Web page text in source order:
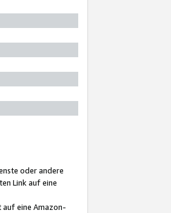
oder andere
Link auf eine
auf eine Amazon-